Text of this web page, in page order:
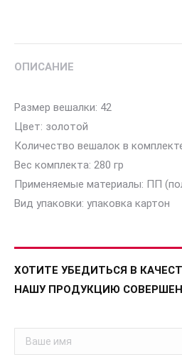
ОПИСАНИЕ
Размер вешалки: 42
Цвет: золотой
Количество вешалок в
Вес комплекта: 280 гр
Применяемые материалы: ПП
Вид упаковки: упаковка картон
ХОТИТЕ УБЕДИТЬСЯ В
НАШУ ПРОДУКЦИЮ